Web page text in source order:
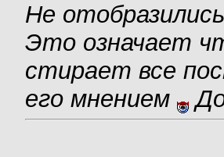
Не
Это означает
стирает все
его мнением